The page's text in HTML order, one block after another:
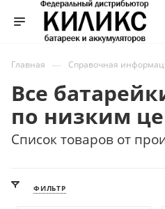
Главная — Справочная
Все
по низким
Список товаров от
ФИЛЬТР